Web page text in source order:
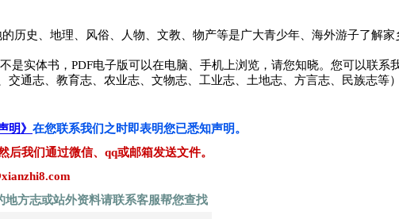
历史、地理、风俗、人物、文教、物产等是广大青少年、海外游子了解
是实体书，PDF电子版可以在电脑、手机上浏览，请您知晓。您可以联系
交通志、教育志、农业志、文物志、工业志、土地志、方言志、民族志等
明》 在您联系我们之时即表明您已悉知声明。
后我们通过微信、qq或邮箱发送文件。
地方志或站外资料请联系客服帮您查找